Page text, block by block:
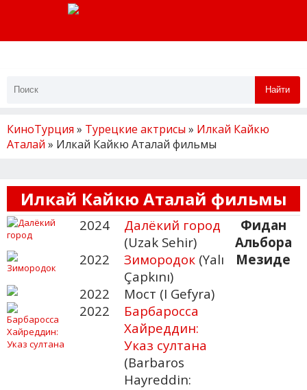
Найти
КиноТурция » Турецкие актрисы » Илкай Кайкю
Аталай » Илкай Кайкю Аталай фильмы
Илкай Кайкю Аталай фильмы
2024
Далёкий город
(Uzak Sehir)
Фидан
Альбора
2022
Зимородок (Yalı
Çapkını)
Мезиде
2022
Мост (I Gefyra)
2022
Барбаросса
Хайреддин:
Указ султана
(Barbaros
Hayreddin: